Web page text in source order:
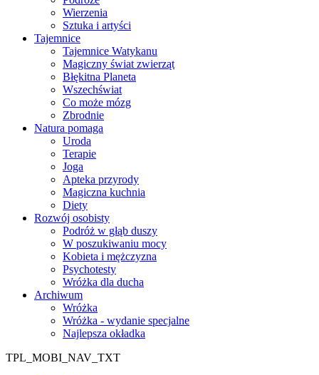
Wierzenia
Sztuka i artyści
Tajemnice
Tajemnice Watykanu
Magiczny świat zwierząt
Błękitna Planeta
Wszechświat
Co może mózg
Zbrodnie
Natura pomaga
Uroda
Terapie
Joga
Apteka przyrody
Magiczna kuchnia
Diety
Rozwój osobisty
Podróż w głąb duszy
W poszukiwaniu mocy
Kobieta i mężczyzna
Psychotesty
Wróżka dla ducha
Archiwum
Wróżka
Wróżka - wydanie specjalne
Najlepsza okładka
TPL_MOBI_NAV_TXT